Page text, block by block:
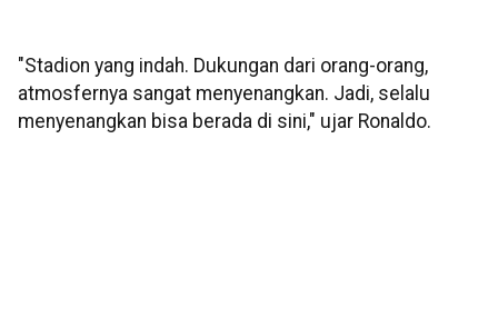
"Stadion yang indah. Dukungan dari orang-orang,
atmosfernya sangat menyenangkan. Jadi, selalu
menyenangkan bisa berada di sini," ujar Ronaldo.